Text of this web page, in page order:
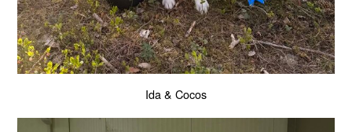
Ida & Cocos